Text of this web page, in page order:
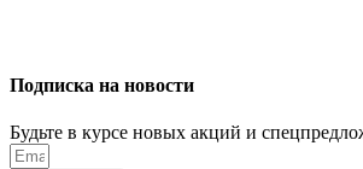
Подписка на новости
Будьте в курсе новых акций и